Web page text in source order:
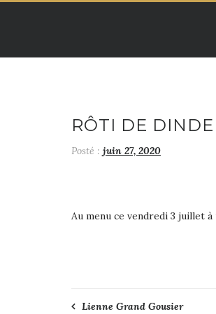
RÔTI DE
Posté : juin 27, 2020
Au menu ce vendredi 3 juillet
Lienne Grand Gousier